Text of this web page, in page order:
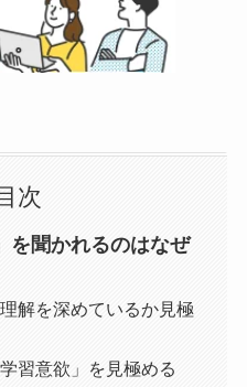
次
を聞かれるのはなぜ
解を深めているか見極
習意欲」を見極める